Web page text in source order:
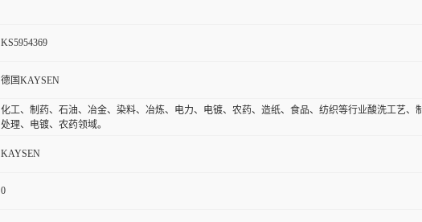
KS5954369
德国KAYSEN
化工、制药、石油、冶金、染料、冶炼、电力、电镀、农药、造纸、食品、纺织等行业酸洗工艺
处理、电镀、农药领域。
KAYSEN
0